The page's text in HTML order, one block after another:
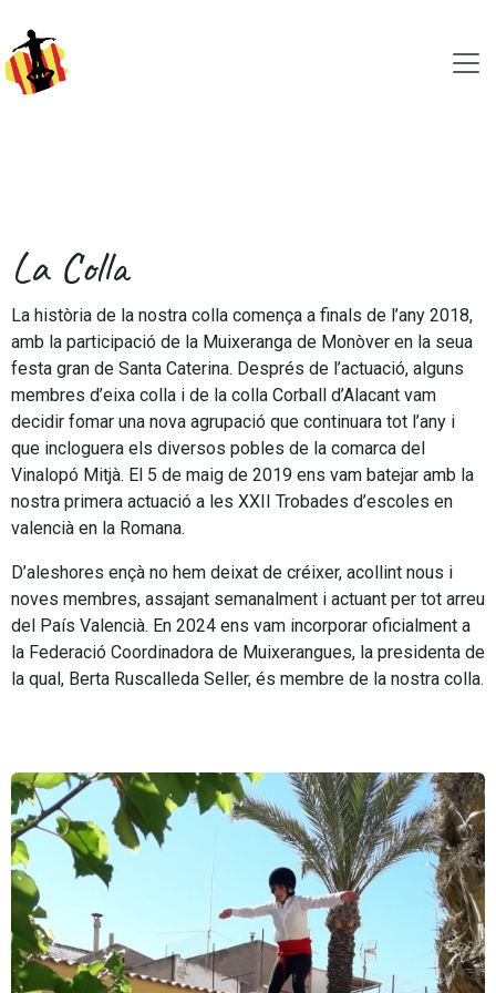
La Colla
La història de la nostra colla comença a finals de l’any 2018,
amb la participació de la Muixeranga de Monòver en la seua
festa gran de Santa Caterina. Després de l’actuació, alguns
membres d’eixa colla i de la colla Corball d’Alacant vam
decidir fomar una nova agrupació que continuara tot l’any i
que incloguera els diversos pobles de la comarca del
Vinalopó Mitjà. El 5 de maig de 2019 ens vam batejar amb la
nostra primera actuació a les XXII Trobades d’escoles en
valencià en la Romana.
D’aleshores ençà no hem deixat de créixer, acollint nous i
noves membres, assajant semanalment i actuant per tot arreu
del País Valencià. En 2024 ens vam incorporar oficialment a
la Federació Coordinadora de Muixerangues, la presidenta de
la qual, Berta Ruscalleda Seller, és membre de la nostra colla.